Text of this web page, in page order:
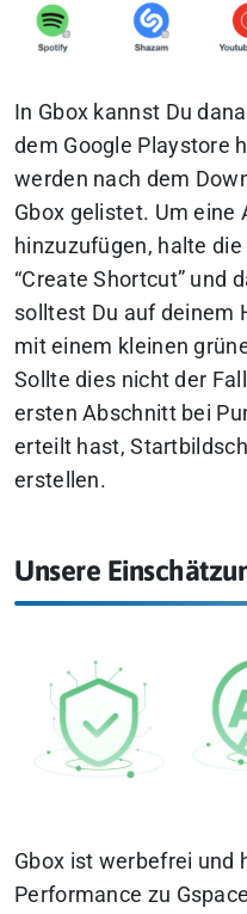
In Gbox kannst Du
dem Google Playstore
werden nach dem
Gbox gelistet. Um eine
hinzuzufügen, halte
“Create Shortcut” und
solltest Du auf deinem
mit einem kleinen
Sollte dies nicht der
ersten Abschnitt bei
erteilt hast,
erstellen.
Unsere
Gbox ist werbefrei und
Performance zu